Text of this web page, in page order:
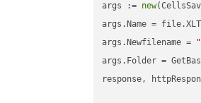
args := new
args.Name = file.XLT
args.Newfilename =
args.Folder =
response,